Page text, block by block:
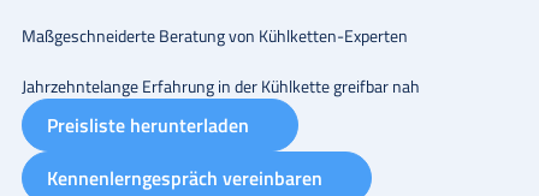
Maßgeschneiderte Beratung von Kühlketten-Experten
Jahrzehntelange Erfahrung in der Kühlkette greifbar nah
Preisliste herunterladen
Kennenlerngespräch vereinbaren